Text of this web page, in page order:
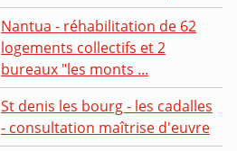
Nantua - réhabilitation de 62
logements collectifs et 2
bureaux "les monts ...
St denis les bourg - les cadalles
- consultation maîtrise d'euvre